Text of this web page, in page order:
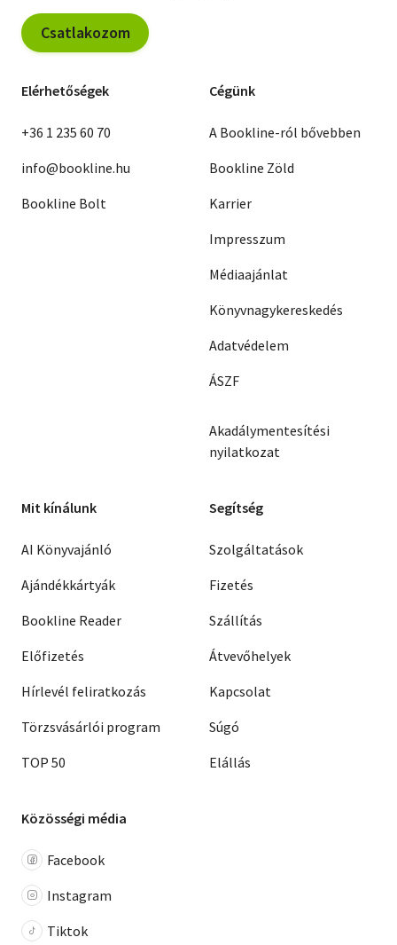
Csatlakozom
Elérhetőségek
+36 1 235 60 70
info@bookline.hu
Bookline Bolt
Cégünk
A Bookline-ról bővebben
Bookline Zöld
Karrier
Impresszum
Médiaajánlat
Könyvnagykereskedés
Adatvédelem
ÁSZF
Akadálymentesítési
nyilatkozat
Mit kínálunk
AI Könyvajánló
Ajándékkártyák
Bookline Reader
Előfizetés
Hírlevél feliratkozás
Törzsvásárlói program
TOP 50
Segítség
Szolgáltatások
Fizetés
Szállítás
Átvevőhelyek
Kapcsolat
Súgó
Elállás
Közösségi média
Facebook
Instagram
Tiktok